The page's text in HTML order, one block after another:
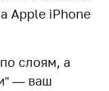
Apple iPhone
слоям, а
— ваш